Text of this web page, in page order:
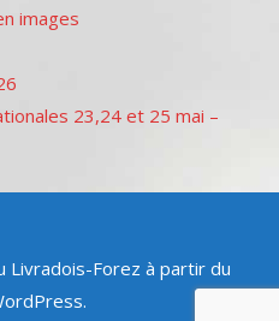
images
23,24 et 25 mai –
Livradois-Forez à partir du